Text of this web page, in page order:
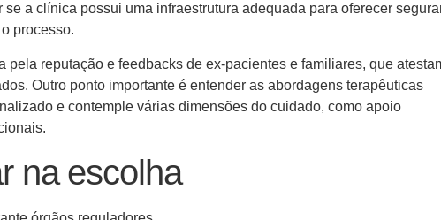
a clínica possui uma infraestrutura adequada para oferecer
processo.
reputação e feedbacks de ex-pacientes e familiares, que
Outro ponto importante é entender as abordagens terapêuticas
e contemple várias dimensões do cuidado, como apoio
na escolha